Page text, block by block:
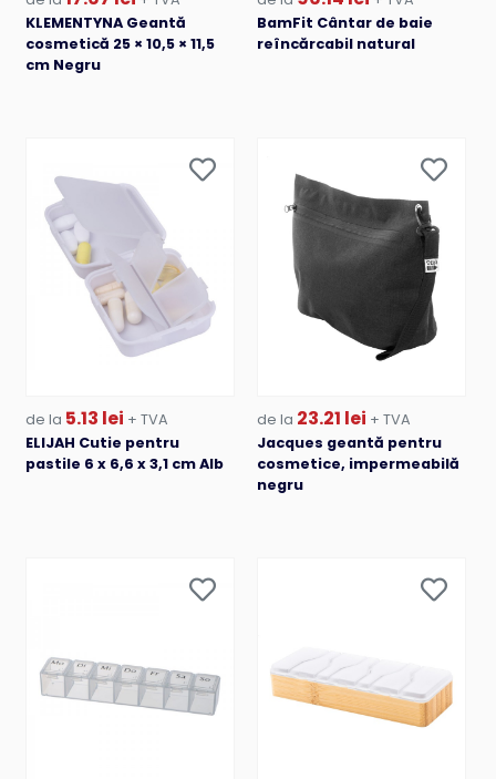
KLEMENTYNA Geantă
cosmetică 25 × 10,5 × 11,5
cm Negru
BamFit Cântar de baie
reîncărcabil natural
de la 5.13 lei + TVA
ELIJAH Cutie pentru
pastile 6 x 6,6 x 3,1 cm Alb
de la 23.21 lei + TVA
Jacques geantă pentru
cosmetice, impermeabilă
negru